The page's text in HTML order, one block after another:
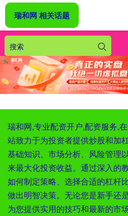
瑞和网,专业配资开户,配资服务,
站致力于为投资者提供炒股和加
基础知识、市场分析、风险管理
来最大化投资收益。通过深入的
如何制定策略、选择合适的杠杆
做出明智决策。无论您是新手还
为您提供实用的技巧和最新的市
瑞和网 相关话题